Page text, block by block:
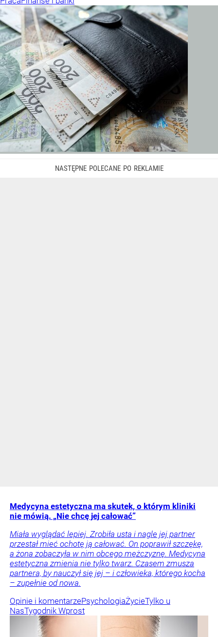
Medycyna estetyczna ma skutek, o którym kliniki
nie mówią. „Nie chcę jej całować”
Miała wyglądać lepiej. Zrobiła usta i nagle jej partner
przestał mieć ochotę ją całować. On poprawił szczękę,
a żona zobaczyła w nim obcego mężczyznę. Medycyna
estetyczna zmienia nie tylko twarz. Czasem zmusza
partnera, by nauczył się jej – i człowieka, którego kocha
– zupełnie od nowa.
Opinie i komentarzePsychologiaŻycieTylko u
NasTygodnik Wprost